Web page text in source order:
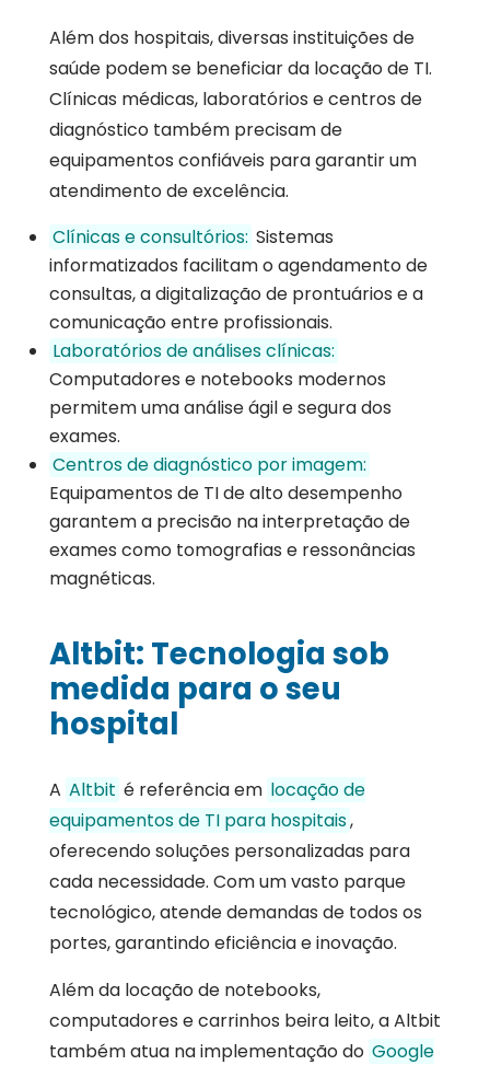
Além dos hospitais, diversas instituições de
saúde podem se beneficiar da locação de TI.
Clínicas médicas, laboratórios e centros de
diagnóstico também precisam de
equipamentos confiáveis para garantir um
atendimento de excelência.
Clínicas e consultórios: Sistemas
informatizados facilitam o agendamento de
consultas, a digitalização de prontuários e a
comunicação entre profissionais.
Laboratórios de análises clínicas:
Computadores e notebooks modernos
permitem uma análise ágil e segura dos
exames.
Centros de diagnóstico por imagem:
Equipamentos de TI de alto desempenho
garantem a precisão na interpretação de
exames como tomografias e ressonâncias
magnéticas.
Altbit: Tecnologia sob
medida para o seu
hospital
A Altbit é referência em locação de
equipamentos de TI para hospitais,
oferecendo soluções personalizadas para
cada necessidade. Com um vasto parque
tecnológico, atende demandas de todos os
portes, garantindo eficiência e inovação.
Além da locação de notebooks,
computadores e carrinhos beira leito, a Altbit
também atua na implementação do Google